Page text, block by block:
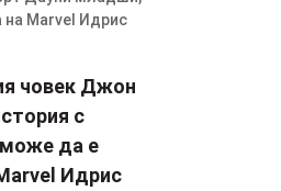
човек Джон
с
да е
Идрис